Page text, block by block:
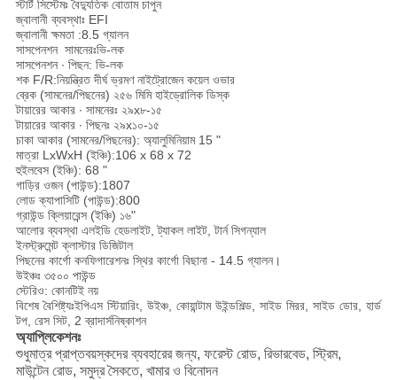
স্টার্ট সিস্টেমঃ বৈদ্যুতিক বোতাম চাপুন
জ্বালানী ব্যবস্থাঃ EFI
জ্বালানী ক্ষমতা :8.5 গ্যালন
সাসপেনশন ️ সামনেরঃভি-লক
সাসপেনশন ∙ পিছন: ভি-লক
শক F/R:নিয়ন্ত্রিত দীর্ঘ ভ্রমণ নাইট্রোজেন কয়েল ওভার
ব্রেক (সামনের/পিছনের) ২৫৬ মিমি হাইড্রোলিক ডিস্ক
টায়ারের আকার ∙ সামনেরঃ ২৯x৮-১৫
টায়ারের আকার ∙ পিছনঃ ২৯x১০-১৫
চাকা আকার (সামনের/পিছনের): অ্যালুমিনিয়াম 15 "
মাত্রা LxWxH (ইঞ্চি):106 x 68 x 72
হুইলবেস (ইঞ্চি): 68 "
গাড়ির ওজন (পাউন্ড):1807
লোড ক্যাপাসিটি (পাউন্ড):800
গ্রাউন্ড ক্লিয়ারেন্স (ইঞ্চি) ১৬"
আলোর ব্যবস্থা এলইডি হেডলাইট, ট্যাকল লাইট, টার্ন সিগন্যাল
ইনস্ট্রুমেন্ট ক্লাস্টার ডিজিটাল
পিছনের কার্গো কনফিগারেশনঃ স্থির কার্গো বিছানা - 14.5 গ্যালন।
উইঞ্চঃ ৩৫০০ পাউন্ড
স্টেরিও: কোনটিই নয়
বিশেষ বৈশিষ্ট্যঃইপিএস স্টিয়ারিং, উইঞ্চ, কোয়ান্টাম উইন্ডশিল্ড, সাইড মিরর, সাইড ডোর, হার্ড
টপ, রেস সিট, 2 ব্রাদার্সনিষ্কাশন
অ্যাপ্লিকেশনঃ
শুধুমাত্র প্রাপ্তবয়স্কদের ব্যবহারের জন্য, ফরেস্ট রোড, রিভারবেড, স্ট্রিম,
মাউন্টেন রোড, সমুদ্র সৈকতে, খামার ও বিনোদন